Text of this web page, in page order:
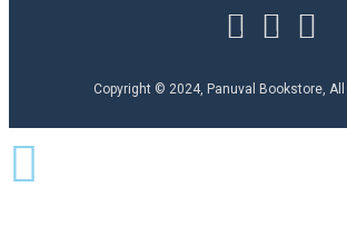
Copyright © 2024, Panuval Bookstore,